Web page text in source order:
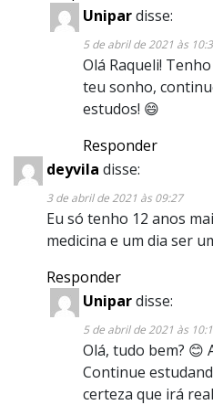
Unipardisse:
5 de abril de 2021 às
Olá Raqueli!
teu sonho,
estudos! 😄
Responder
deyvila disse:
3 de abril de 2021 às 09:27
Eu só tenho 12 anos
medicina e um dia ser
Responder
Unipardisse:
5 de abril de 2021 às
Olá, tudo bem? 😊
Continue
certeza que irá